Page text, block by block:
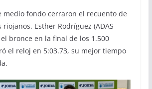
medio fondo cerraron el recuento de
Esther Rodríguez (ADAS
el bronce en la final de los 1.500
el reloj en 5:03.73, su mejor tiempo